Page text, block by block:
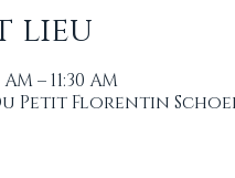
lieu
– 11:30 AM
Du Petit Florentin